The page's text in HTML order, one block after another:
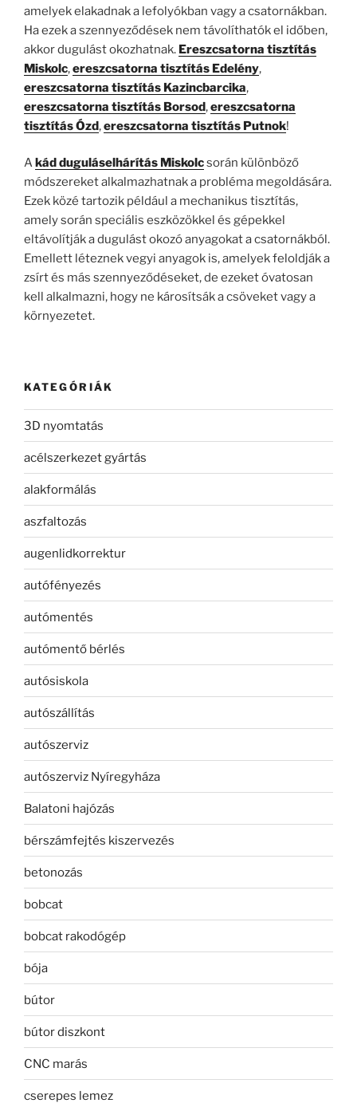
amelyek elakadnak a lefolyókban vagy a csatornákban.
Ha ezek a szennyeződések nem távolíthatók el időben,
akkor dugulást okozhatnak. Ereszcsatorna tisztítás
Miskolc,ereszcsatorna tisztítás Edelény,
ereszcsatorna tisztítás Kazincbarcika,
ereszcsatorna tisztítás Borsod,ereszcsatorna
tisztítás Ózd,ereszcsatorna tisztítás Putnok!
Akád duguláselhárítás Miskolcsorán különböző
módszereket alkalmazhatnak a probléma megoldására.
Ezek közé tartozik például a mechanikus tisztítás,
amely során speciális eszközökkel és gépekkel
eltávolítják a dugulást okozó anyagokat a csatornákból.
Emellett léteznek vegyi anyagok is, amelyek feloldják a
zsírt és más szennyeződéseket, de ezeket óvatosan
kell alkalmazni, hogy ne károsítsák a csöveket vagy a
környezetet.
KATEGÓRIÁK
3D nyomtatás
acélszerkezet gyártás
alakformálás
aszfaltozás
augenlidkorrektur
autófényezés
autómentés
autómentő bérlés
autósiskola
autószállítás
autószerviz
autószerviz Nyíregyháza
Balatoni hajózás
bérszámfejtés kiszervezés
betonozás
bobcat
bobcat rakodógép
bója
bútor
bútor diszkont
CNC marás
cserepes lemez